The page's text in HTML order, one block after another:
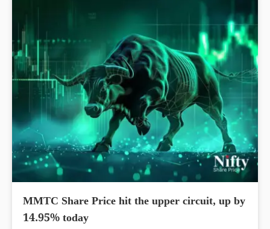
MMTC Share Price hit the upper circuit, up by
14.95% today